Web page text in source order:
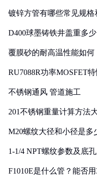
镀锌方管有哪些常见规格
D400球墨铸铁井盖重多少
覆膜砂的耐高温性能如何
RU7088R功率MOSFET
不锈钢通风 管道施工
201不锈钢重量计算方法
M20螺纹大径和小径是多
1-1/4 NPT螺纹参数及底
F1010E是什么管？能否